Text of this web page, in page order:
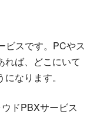
ビスです。PCやス
れば、どこにいて
なります。
ドPBXサービス